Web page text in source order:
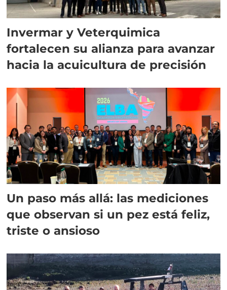
Invermar y Veterquimica
fortalecen su alianza para avanzar
hacia la acuicultura de precisión
Un paso más allá: las mediciones
que observan si un pez está feliz,
triste o ansioso